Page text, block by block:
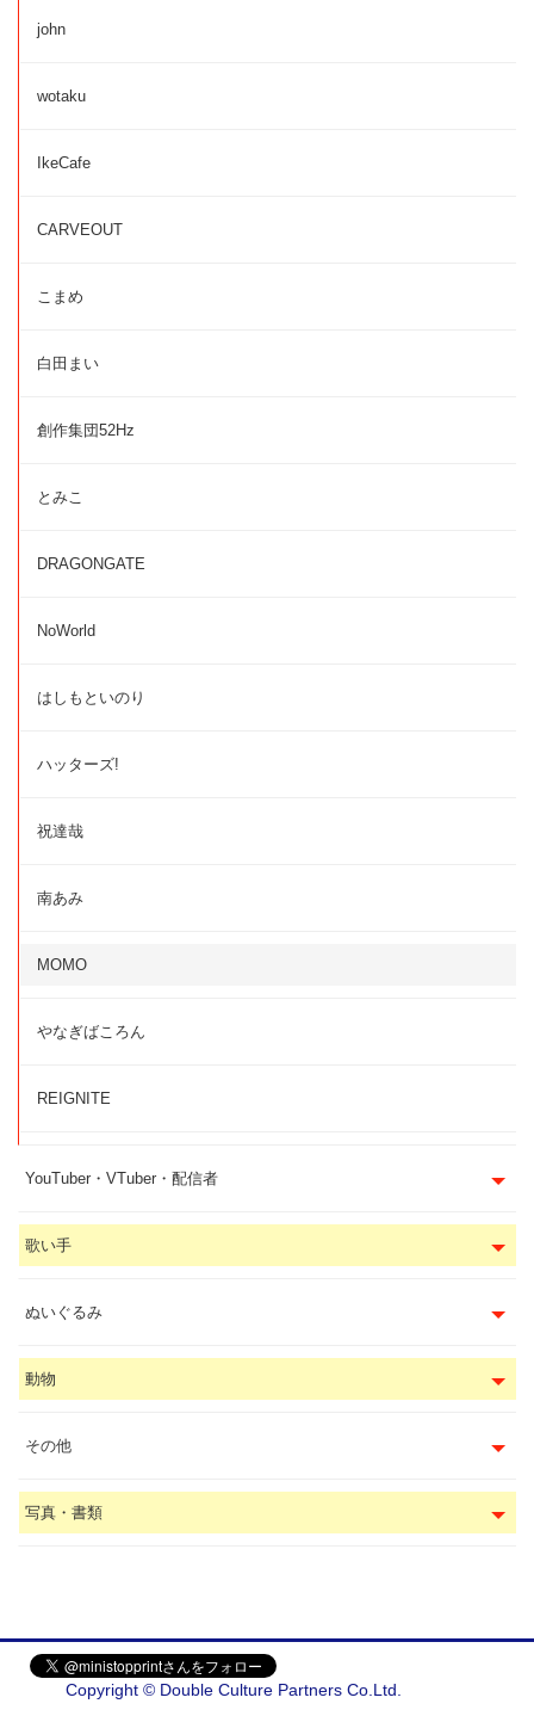
john
wotaku
IkeCafe
CARVEOUT
こまめ
白田まい
創作集団52Hz
とみこ
DRAGONGATE
NoWorld
はしもといのり
ハッターズ!
祝達哉
南あみ
MOMO
やなぎばころん
REIGNITE
YouTuber・VTuber・配信者
歌い手
ぬいぐるみ
動物
その他
写真・書類
Copyright © Double Culture Partners Co.Ltd.